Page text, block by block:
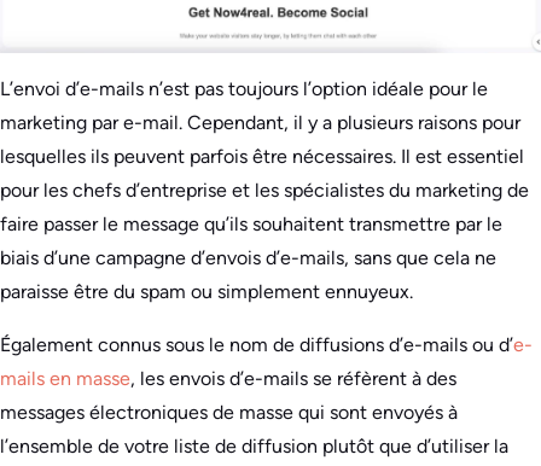
L’envoi d’e-mails n’est pas toujours l’option idéale pour le
marketing par e-mail. Cependant, il y a plusieurs raisons pour
lesquelles ils peuvent parfois être nécessaires. Il est essentiel
pour les chefs d’entreprise et les spécialistes du marketing de
faire passer le message qu’ils souhaitent transmettre par le
biais d’une campagne d’envois d’e-mails, sans que cela ne
paraisse être du spam ou simplement ennuyeux.
Également connus sous le nom de diffusions d’e-mails ou d’e-
mails en masse, les envois d’e-mails se réfèrent à des
messages électroniques de masse qui sont envoyés à
l’ensemble de votre liste de diffusion plutôt que d’utiliser la